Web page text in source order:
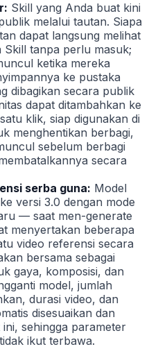
Skill yang Anda buat kini
melalui tautan. Siapa
dapat langsung melihat
tanpa perlu masuk;
ketika mereka
ke pustaka
dibagikan secara publik
dapat ditambahkan ke
klik, siap digunakan di
menghentikan berbagi,
sebelum berbagi
secara
serba guna: Model
versi 3.0 dengan mode
— saat men-generate
menyertakan beberapa
video referensi secara
bersama sebagai
gaya, komposisi, dan
model, jumlah
durasi video, dan
disesuaikan dan
sehingga parameter
ikut terbawa.